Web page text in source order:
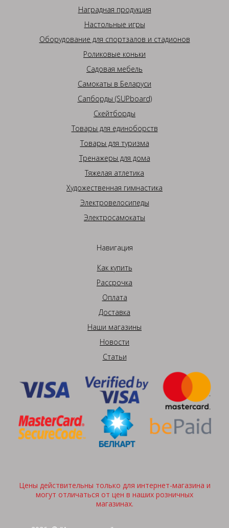
Наградная продукция
Настольные игры
Оборудование для спортзалов и стадионов
Роликовые коньки
Садовая мебель
Самокаты в Беларуси
Сапборды (SUPboard)
Скейтборды
Товары для единоборств
Товары для туризма
Тренажеры для дома
Тяжелая атлетика
Художественная гимнастика
Электровелосипеды
Электросамокаты
Навигация
Как купить
Рассрочка
Оплата
Доставка
Наши магазины
Новости
Статьи
Цены действительны только для интернет-магазина и
могут отличаться от цен в наших розничных
магазинах.